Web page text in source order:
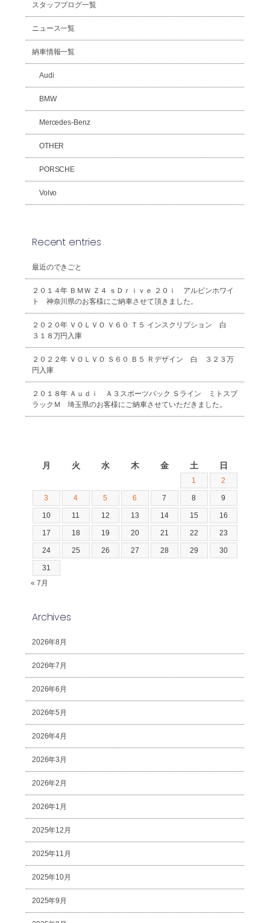
スタッフブログ一覧
ニュース一覧
納車情報一覧
Audi
BMW
Mercedes-Benz
OTHER
PORSCHE
Volvo
Recent entries
最近のできごと
２０１４年 ＢＭＷ Ｚ４ ｓＤｒｉｖｅ ２０ｉ アルピンホワイ
ト 神奈川県のお客様にご納車させて頂きました。
２０２０年 ＶＯＬＶＯ Ｖ６０ Ｔ５ インスクリプション 白
３１８万円入庫
２０２２年 ＶＯＬＶＯ Ｓ６０ Ｂ５ Ｒデザイン 白 ３２３万
円入庫
２０１８年 Ａｕｄｉ Ａ３スポーツバック Ｓライン ミトスブ
ラックＭ 埼玉県のお客様にご納車させていただきました。
月 火 水 木 金 土 日
1 2
3 4 5 6 7 8 9
10 11 12 13 14 15 16
17 18 19 20 21 22 23
24 25 26 27 28 29 30
31
« 7月
Archives
2026年8月
2026年7月
2026年6月
2026年5月
2026年4月
2026年3月
2026年2月
2026年1月
2025年12月
2025年11月
2025年10月
2025年9月